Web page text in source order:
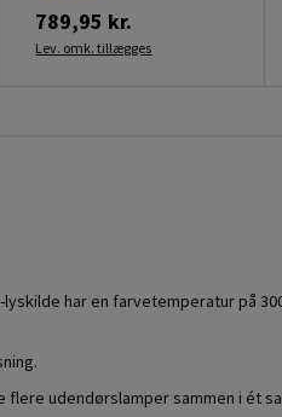
789,95 kr.
Lev. omk. tillægges
har en farvetemperatur på
flere udendørslamper sammen i ét